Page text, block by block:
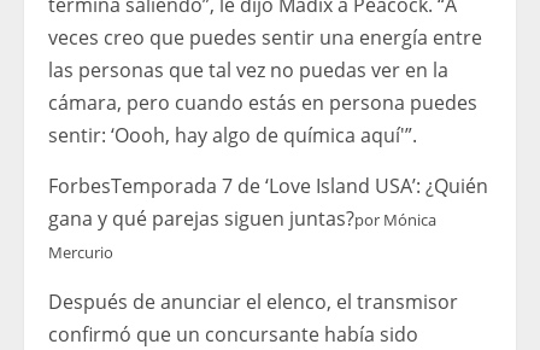
veces creo que puedes sentir una energía entre
las personas que tal vez no puedas ver en la
cámara, pero cuando estás en persona puedes
sentir: ‘Oooh, hay algo de química aquí'”.
ForbesTemporada 7 de ‘Love Island USA’: ¿Quién
gana y qué parejas siguen juntas?por Mónica
Mercurio
Después de anunciar el elenco, el transmisor
confirmó que un concursante había sido